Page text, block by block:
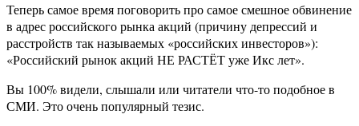
Теперь самое время поговорить про самое смешное обвинение
в адрес российского рынка акций (причину депрессий и
расстройств так называемых «российских инвесторов»):
«Российский рынок акций НЕ РАСТЁТ уже Икс лет».
Вы 100% видели, слышали или читатели что-то подобное в
СМИ. Это очень популярный тезис.